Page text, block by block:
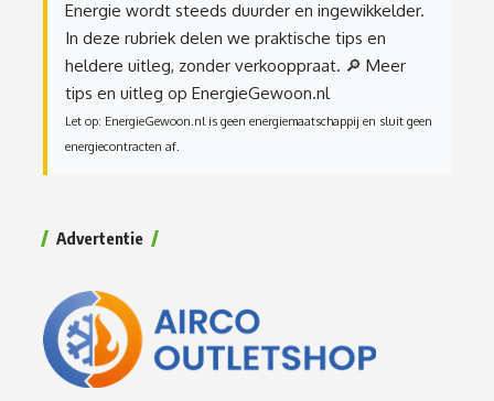
Energie wordt steeds duurder en ingewikkelder.
In deze rubriek delen we praktische tips en
heldere uitleg, zonder verkooppraat. 🔎 Meer
tips en uitleg op EnergieGewoon.nl
Let op: EnergieGewoon.nl is geen energiemaatschappij en sluit geen
energiecontracten af.
Advertentie